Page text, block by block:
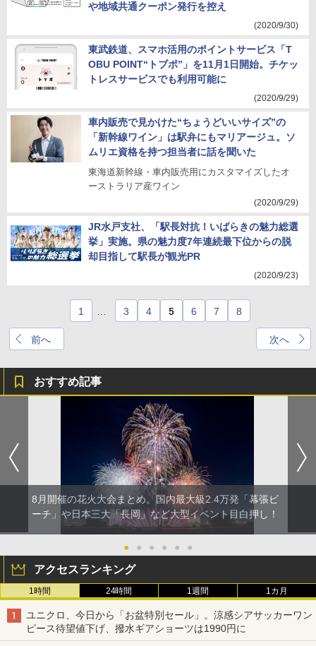
や地域共通クーポン発行を控え
(2020/9/30)
東武鉄道、スマホ活用のポイントサービス「T
OBU POINT“トブポ”」を11月1日開始。チケッ
トレスサービスでも利用可能に
(2020/9/29)
車内販売で見かけた“ちょうどいいサイズ”の
「新幹線ワイン」は駅弁にもマリアージュ。ソ
ムリエ資格を持つ担当者に話を聞いた
東海道新幹線・車内販売用にカスタマイズしたオ
ーストラリア産ワイン
(2020/9/29)
JR水戸支社、「駅長対抗！いばらきの魅力総選
挙」実施。県の魅力度7年連続最下位からの脱
却目指して駅長が観光PR
(2020/9/23)
前へ
1 3 4 5 6 7 8
次へ
おすすめ記事
8月開催の花火大会まとめ。国内最大級2.4万発「幕張ビ
ーチ」や日本三大「長岡」など大型イベント目白押し！
● ● ● ● ● ●
アクセスランキング
1時間 24時間 1週間 1カ月
ユニクロ、今日から「お盆特別セール」。涼感シアサッカーワン
ピース待望値下げ、撥水ギアショーツは1990円に